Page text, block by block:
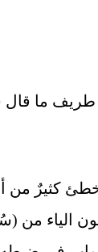
ما
كثيرٌ من
الياء من